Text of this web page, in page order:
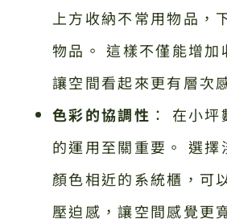
上方收納不常用物品，
物品。 這樣不僅能增加
讓空間看起來更有層次
色彩的協調性 ： 在小
的運用至關重要。 選擇
顏色相近的系統櫃，可
壓迫感，讓空間感覺更